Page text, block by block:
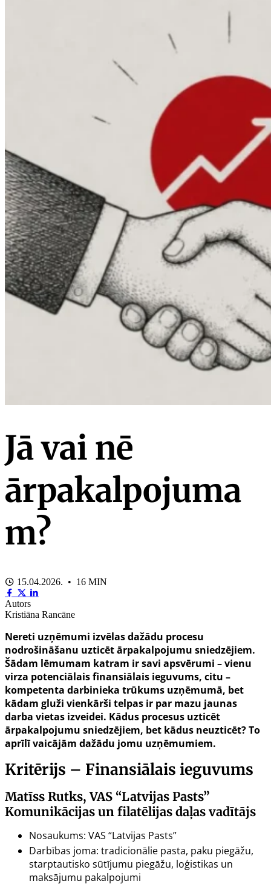
Jā vai nē
ārpakalpojuma
m?
15.04.2026. • 16 MIN
Autors
Kristiāna Rancāne
Nereti uzņēmumi izvēlas dažādu procesu
nodrošināšanu uzticēt ārpakalpojumu sniedzējiem.
Šādam lēmumam katram ir savi apsvērumi – vienu
virza potenciālais finansiālais ieguvums, citu –
kompetenta darbinieka trūkums uzņēmumā, bet
kādam gluži vienkārši telpas ir par mazu jaunas
darba vietas izveidei. Kādus procesus uzticēt
ārpakalpojumu sniedzējiem, bet kādus neuzticēt? To
aprīlī vaicājām dažādu jomu uzņēmumiem.
Kritērijs – Finansiālais ieguvums
Matīss Rutks, VAS “Latvijas Pasts”
Komunikācijas un filatēlijas daļas vadītājs
Nosaukums: VAS “Latvijas Pasts”
Darbības joma: tradicionālie pasta, paku piegāžu,
starptautisko sūtījumu piegāžu, loģistikas un
maksājumu pakalpojumi